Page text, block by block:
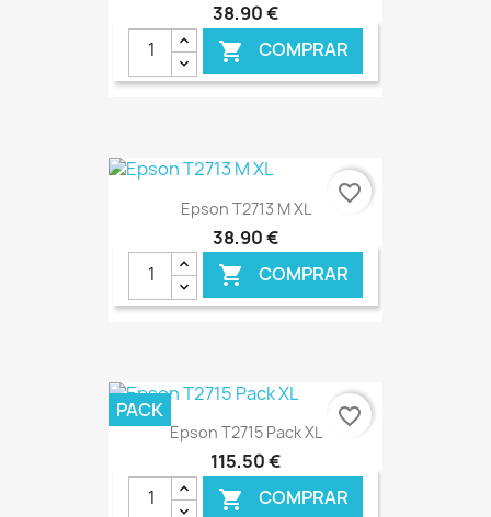
38,90 €
 COMPRAR
€ ONLINE
Epson T2713 M XL
38,90 €
 COMPRAR
€ ONLINE
favorite_border
Epson T2715 Pack XL
115,50 €
 COMPRAR
PACK favorite_border